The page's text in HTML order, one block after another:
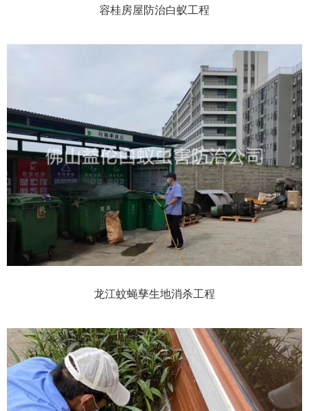
容桂房屋防治白蚁工程
龙江蚊蝇孳生地消杀工程